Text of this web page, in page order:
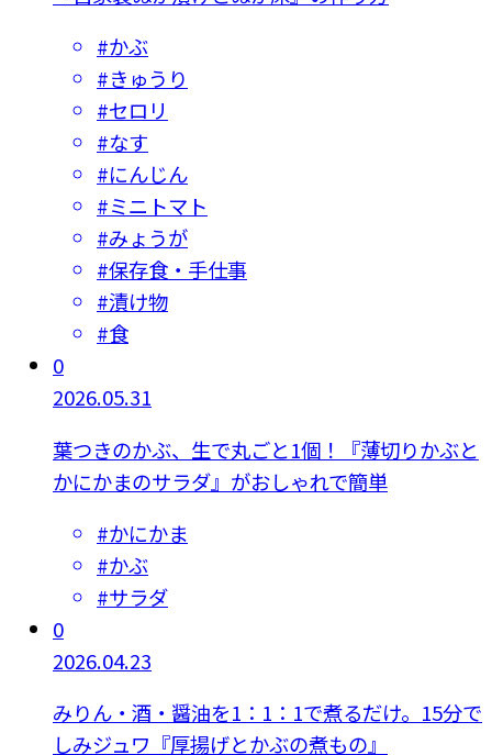
#かぶ
#きゅうり
#セロリ
#なす
#にんじん
#ミニトマト
#みょうが
#保存食・手仕事
#漬け物
#食
0
2026.05.31
葉つきのかぶ、生で丸ごと1個！『薄切りかぶと
かにかまのサラダ』がおしゃれで簡単
#かにかま
#かぶ
#サラダ
0
2026.04.23
みりん・酒・醤油を1：1：1で煮るだけ。15分で
しみジュワ『厚揚げとかぶの煮もの』